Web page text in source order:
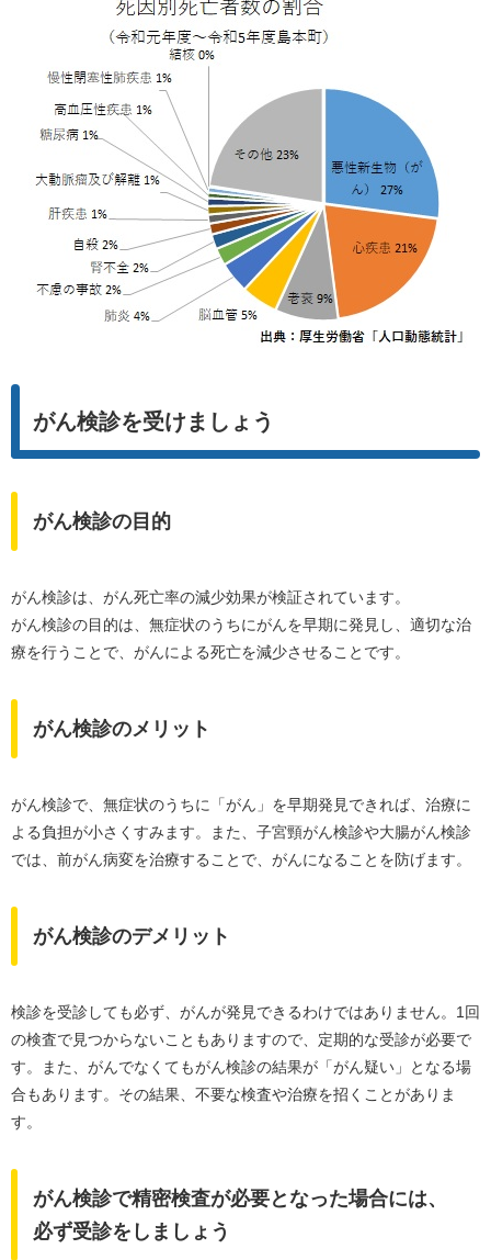
がん検診を受けましょう
がん検診の目的
がん検診は、がん死亡率の減少効果が検証されています。
がん検診の目的は、無症状のうちにがんを早期に発見し、適切な治
療を行うことで、がんによる死亡を減少させることです。
がん検診のメリット
がん検診で、無症状のうちに「がん」を早期発見できれば、治療に
よる負担が小さくすみます。また、子宮頸がん検診や大腸がん検診
では、前がん病変を治療することで、がんになることを防げます。
がん検診のデメリット
検診を受診しても必ず、がんが発見できるわけではありません。1回
の検査で見つからないこともありますので、定期的な受診が必要で
す。また、がんでなくてもがん検診の結果が「がん疑い」となる場
合もあります。その結果、不要な検査や治療を招くことがありま
す。
がん検診で精密検査が必要となった場合には、
必ず受診をしましょう